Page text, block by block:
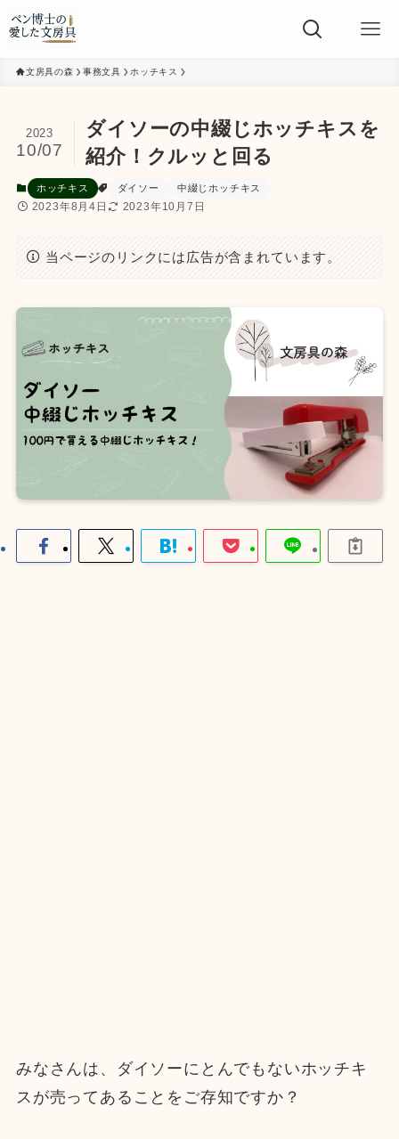
文房具の森 事務文具 ホッチキス
ダイソーの中綴じホッチキスを
紹介！クルッと回る
2023
10/07
ホッチキス ダイソー 中綴じホッチキス
2023年8月4日 2023年10月7日
当ページのリンクには広告が含まれています。
みなさんは、ダイソーにとんでもないホッチキ
スが売ってあることをご存知ですか？